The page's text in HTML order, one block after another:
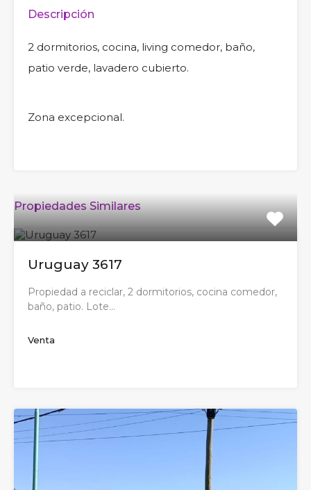
Descripción
2 dormitorios, cocina, living comedor, baño,
patio verde, lavadero cubierto.
Zona excepcional.
Propiedades Similares
Uruguay 3617
Propiedad a reciclar, 2 dormitorios, cocina comedor,
baño, patio. Lote…
Venta